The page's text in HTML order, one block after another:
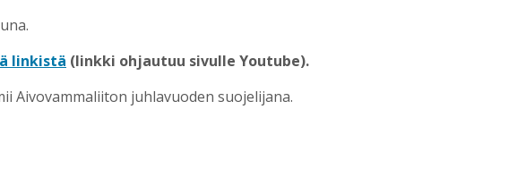
linkistä (linkki ohjautuu sivulle Youtube).
Aivovammaliiton juhlavuoden suojelijana.